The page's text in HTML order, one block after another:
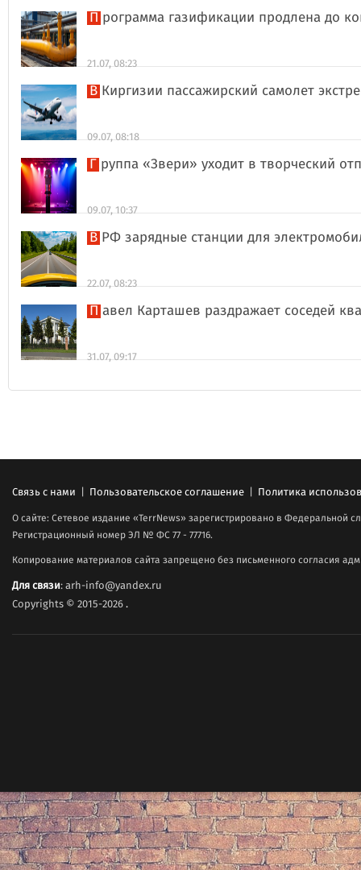
Программа газификации продлена до
21.07, 08:23
В Киргизии пассажирский самолет
09.07, 08:18
Группа «Звери» уходит в творческий
09.07, 10:37
В РФ зарядные станции для
22.07, 08:23
Павел Карташев раздражает соседей
31.07, 09:17
Связь с нами | Пользовательское соглашение | Политика
О сайте: Сетевое издание «TerrNews» зарегистрировано в Федеральной
Регистрационный номер ЭЛ № ФС 77 - 77716.
Копирование материалов сайта запрещено без письменного согласия
Для связи: arh-info@yandex.ru
Copyrights © 2015-2026.